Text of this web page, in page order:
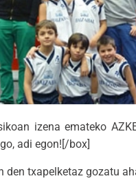
izena emateko
adi egon![/box]
den txapelketaz gozatu